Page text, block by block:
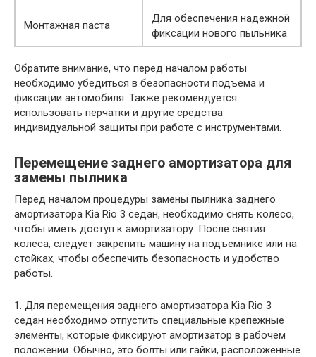
Монтажная паста
Для обеспечения надежной
фиксации нового пыльника
Обратите внимание, что перед началом работы
необходимо убедиться в безопасности подъема и
фиксации автомобиля. Также рекомендуется
использовать перчатки и другие средства
индивидуальной защиты при работе с инструментами.
Перемещение заднего амортизатора для
замены пылника
Перед началом процедуры замены пылника заднего
амортизатора Kia Rio 3 седан, необходимо снять колесо,
чтобы иметь доступ к амортизатору. После снятия
колеса, следует закрепить машину на подъемнике или на
стойках, чтобы обеспечить безопасность и удобство
работы.
1. Для перемещения заднего амортизатора Kia Rio 3
седан необходимо отпустить специальные крепежные
элементы, которые фиксируют амортизатор в рабочем
положении. Обычно, это болты или гайки, расположенные